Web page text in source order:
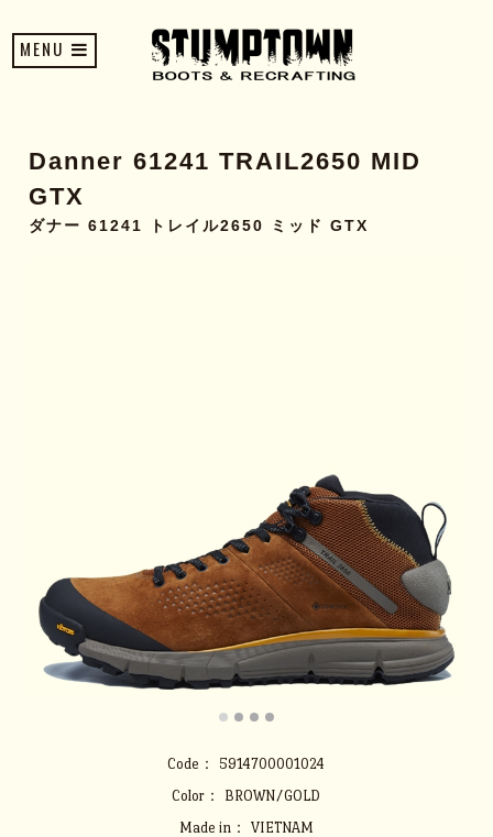
MENU
Danner 61241 TRAIL2650 MID
GTX
ダナー 61241 トレイル2650 ミッド GTX
Code：
5914700001024
Color：
BROWN/GOLD
Made in：
VIETNAM